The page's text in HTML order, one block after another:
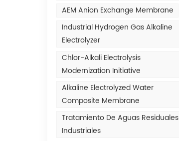
AEM Anion Exchange Membrane
Industrial Hydrogen Gas Alkaline
Electrolyzer
Chlor-Alkali Electrolysis
Modernization Initiative
Alkaline Electrolyzed Water
Composite Membrane
Tratamiento De Aguas Residuales
Industriales